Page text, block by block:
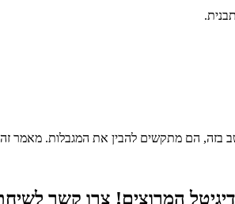
בזה, הם מתקשים להבין את המגבלות. מאמר
המרוצים! צרו קשר